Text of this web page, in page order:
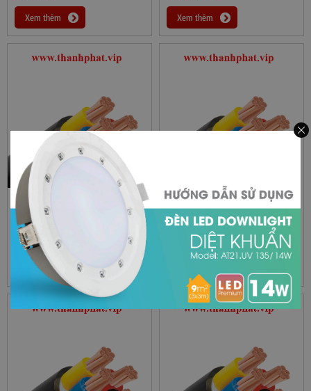
Xem thêm Xem thêm
Dây Cáp Điện 4 Lõi Cadivi CVV
3x400+1x185
2,743,000đ
Xem thêm
Dây Cáp Điện 4 Lõi Cadivi CVV
3x300+1x185
2,231,400đ